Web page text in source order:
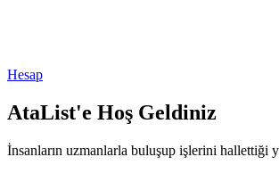
Hesap
AtaList'e Hoş Geldiniz
İnsanların uzmanlarla buluşup işlerini hallettiği